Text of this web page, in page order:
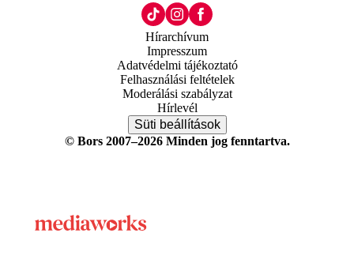
Hírarchívum
Impresszum
Adatvédelmi tájékoztató
Felhasználási feltételek
Moderálási szabályzat
Hírlevél
Süti beállítások
© Bors 2007–2026 Minden jog fenntartva.